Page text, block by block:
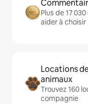
Plus de 17
aider à choisir
Locations
animaux
Trouvez 160
compagnie